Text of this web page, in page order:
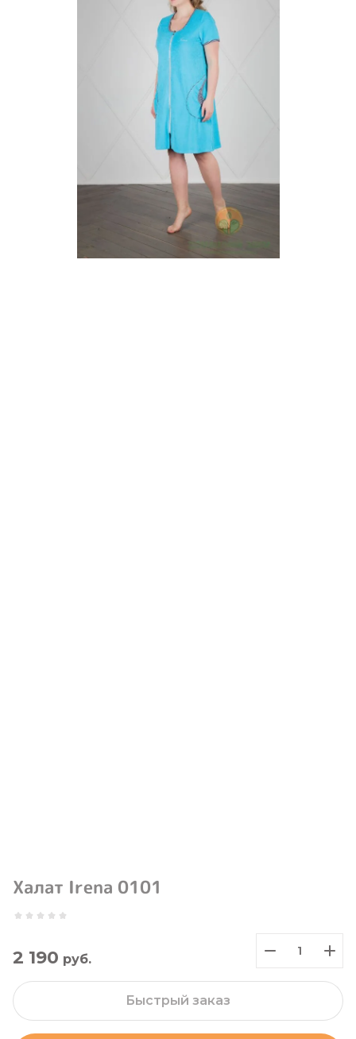
Халат Irena 0101
2 190 руб.
Быстрый заказ